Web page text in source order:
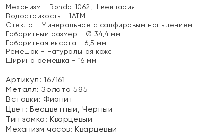
Механизм - Ronda 1062, Швейцария
Водостойкость - 1АТМ
Стекло - Минеральное с сапфировым напылением
Габаритный размер - Ø 34,4 мм
Габаритная высота - 6,5 мм
Ремешок - Натуральная кожа
Ширина ремешка - 16 мм
Артикул: 167161
Металл:Золото 585
Вставки: Фианит
Цвет:Бесцветный, Черный
Тип замка:Кварцевый
Механизм часов: Кварцевый